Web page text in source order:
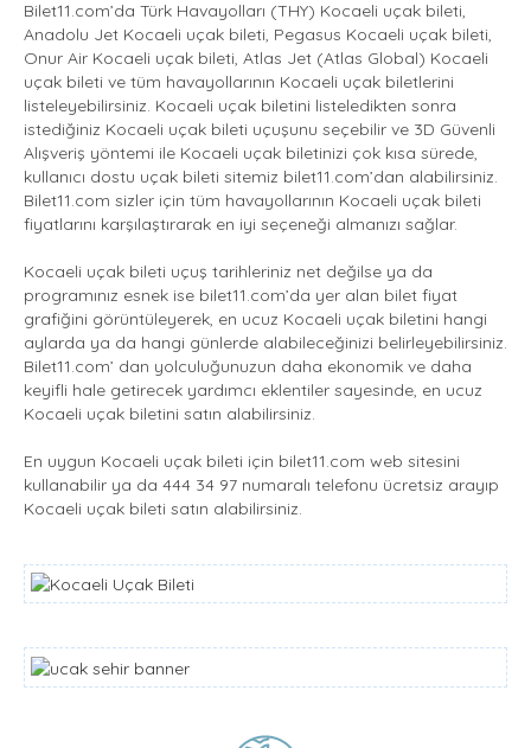
Bilet11.com’da Türk Havayolları (THY) Kocaeli uçak bileti,
Anadolu Jet Kocaeli uçak bileti, Pegasus Kocaeli uçak bileti,
Onur Air Kocaeli uçak bileti, Atlas Jet (Atlas Global) Kocaeli
uçak bileti ve tüm havayollarının Kocaeli uçak biletlerini
listeleyebilirsiniz. Kocaeli uçak biletini listeledikten sonra
istediğiniz Kocaeli uçak bileti uçuşunu seçebilir ve 3D Güvenli
Alışveriş yöntemi ile Kocaeli uçak biletinizi çok kısa sürede,
kullanıcı dostu uçak bileti sitemiz bilet11.com’dan alabilirsiniz.
Bilet11.com sizler için tüm havayollarının Kocaeli uçak bileti
fiyatlarını karşılaştırarak en iyi seçeneği almanızı sağlar.
Kocaeli uçak bileti uçuş tarihleriniz net değilse ya da
programınız esnek ise bilet11.com’da yer alan bilet fiyat
grafiğini görüntüleyerek, en ucuz Kocaeli uçak biletini hangi
aylarda ya da hangi günlerde alabileceğinizi belirleyebilirsiniz.
Bilet11.com’ dan yolculuğunuzun daha ekonomik ve daha
keyifli hale getirecek yardımcı eklentiler sayesinde, en ucuz
Kocaeli uçak biletini satın alabilirsiniz.
En uygun Kocaeli uçak bileti için bilet11.com web sitesini
kullanabilir ya da 444 34 97 numaralı telefonu ücretsiz arayıp
Kocaeli uçak bileti satın alabilirsiniz.